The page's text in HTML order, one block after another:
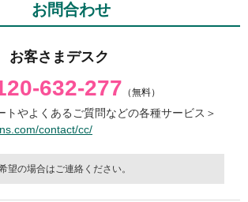
お問合わせ
客さまデスク
632-277 （無料）
トやよくあるご質問などの各種サービス＞
contact/cc/
望の場合はご連絡ください。